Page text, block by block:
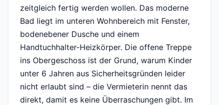
zeitgleich fertig werden wollen. Das moderne
Bad liegt im unteren Wohnbereich mit Fenster,
bodenebener Dusche und einem
Handtuchhalter-Heizkörper. Die offene Treppe
ins Obergeschoss ist der Grund, warum Kinder
unter 6 Jahren aus Sicherheitsgründen leider
nicht erlaubt sind – die Vermieterin nennt das
direkt, damit es keine Überraschungen gibt. Im